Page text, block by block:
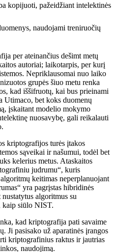
kopijuoti, pažeidžiant intelektinės
naudojami treniruočių
per ateinančius dešimt metų
autoriai; laikotarpis, per kurį
Nepriklausomai nuo laiko
grupės šiuo metu renka
kad iššifruotų, kai bus prieinami
bet koks duomenų
įskaitant modelio mokymo
nuosavybę, gali reikalauti
kriptografijos turės įtakos
sąveikai ir našumui, todėl bet
kelerius metus. Ataskaitos
judrumu“, kuris
keitimas neperplanuojant
yra pagrįstas hibridinės
algoritmus su
kaip siūlo NIST.
kad kriptografija pati savaime
Ji pasisako už aparatinės įrangos
kriptografinius raktus ir jautrias
naudojimą.